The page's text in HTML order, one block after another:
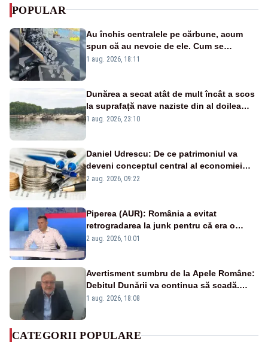
POPULAR
Au închis centralele pe cărbune, acum
spun că au nevoie de ele. Cum se
pasează vina în plină criză energetică
1 aug. 2026, 18:11
Dunărea a secat atât de mult încât a scos
la suprafață nave naziste din al doilea
război mondial
1 aug. 2026, 23:10
Daniel Udrescu: De ce patrimoniul va
deveni conceptul central al economiei
viitoare?
2 aug. 2026, 09:22
Piperea (AUR): România a evitat
retrogradarea la junk pentru că era o
catastrofă pentru bănci și fondurile de
2 aug. 2026, 10:01
Avertisment sumbru de la Apele Române:
Debitul Dunării va continua să scadă.
Cernavodă s-ar putea închide în 4 zile
1 aug. 2026, 18:08
CATEGORII POPULARE